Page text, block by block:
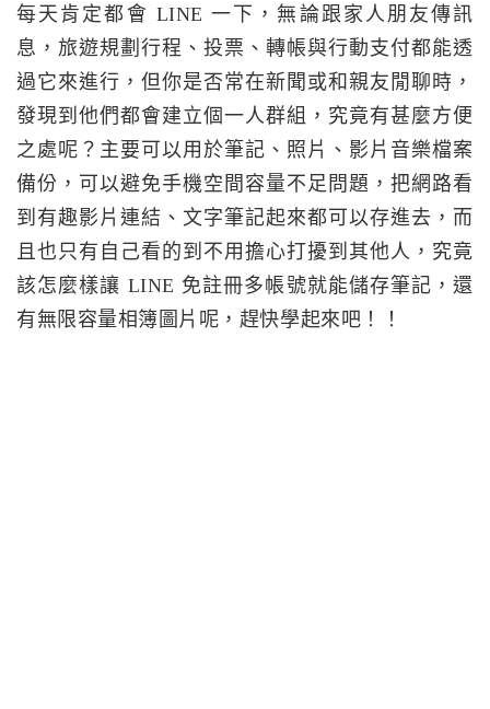
每天肯定都會 LINE 一下，無論跟家人朋友傳訊
息，旅遊規劃行程、投票、轉帳與行動支付都能透
過它來進行，但你是否常在新聞或和親友閒聊時，
發現到他們都會建立個一人群組，究竟有甚麼方便
之處呢？主要可以用於筆記、照片、影片音樂檔案
備份，可以避免手機空間容量不足問題，把網路看
到有趣影片連結、文字筆記起來都可以存進去，而
且也只有自己看的到不用擔心打擾到其他人，究竟
該怎麼樣讓 LINE 免註冊多帳號就能儲存筆記，還
有無限容量相簿圖片呢，趕快學起來吧！！